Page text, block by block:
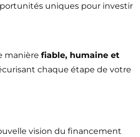
uniques pour investir
manière fiable, humaine et
chaque étape de votre
vision du financement